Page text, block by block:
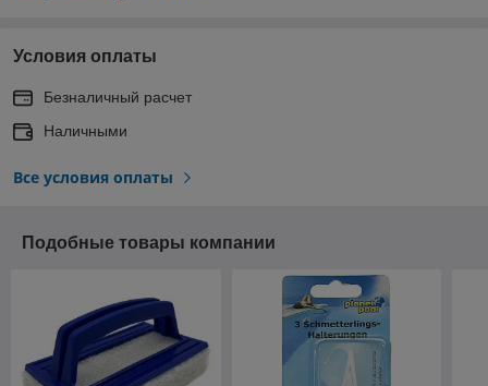
Условия оплаты
Безналичный расчет
Наличными
Все условия оплаты
Подобные товары компании